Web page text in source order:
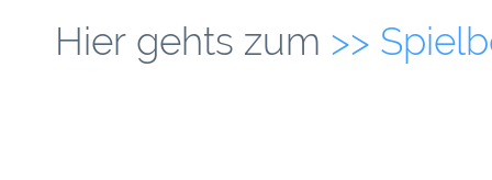
Hier gehts zum >>